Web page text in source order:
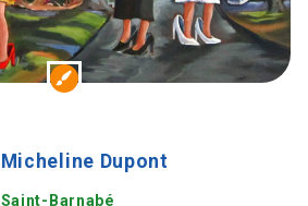
Micheline Dupont
Saint-Barnabé